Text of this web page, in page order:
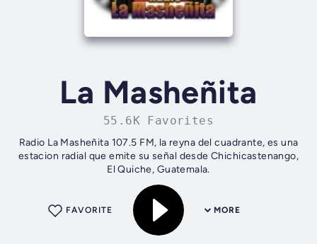
La Masheñita
55.6K Favorites
Radio La Masheñita 107.5 FM, la reyna del cuadrante, es una
estacion radial que emite su señal desde Chichicastenango,
El Quiche, Guatemala.
MORE
FAVORITE